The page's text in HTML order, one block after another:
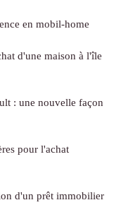
en mobil-home
d'une maison à l'île
: une nouvelle façon
pour l'achat
d'un prêt immobilier